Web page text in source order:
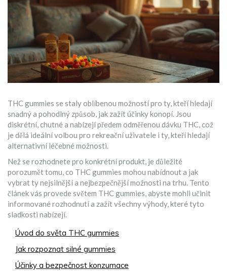
THC gummies se staly oblíbenou možností pro ty, kteří hledají
snadný a pohodlný způsob, jak zažít účinky konopí. Jsou
diskrétní, chutné a nabízejí předem odměřenou dávku THC, což
je dělá ideální volbou pro rekreační uživatele i ty, kteří hledají
alternativní léčebné možnosti.
Než se rozhodnete pro konkrétní produkt, je důležité
porozumět tomu, co THC gummies mohou nabídnout a jak
vybrat ty nejsilnější a nejbezpečnější možnosti na trhu. Tento
článek vás provede světem THC gummies, abyste mohli učinit
informované rozhodnutí a zažít všechny výhody, které tyto
sladkosti nabízejí.
Úvod do světa THC gummies
Jak rozpoznat silné gummies
Účinky a bezpečnost konzumace